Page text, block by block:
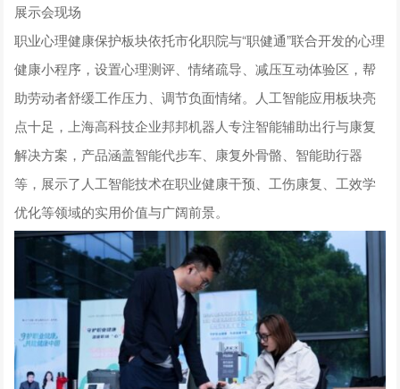
展示会现场
职业心理健康保护板块依托市化职院与“职健通”联合开发的心理
健康小程序，设置心理测评、情绪疏导、减压互动体验区，帮
助劳动者舒缓工作压力、调节负面情绪。人工智能应用板块亮
点十足，上海高科技企业邦邦机器人专注智能辅助出行与康复
解决方案，产品涵盖智能代步车、康复外骨骼、智能助行器
等，展示了人工智能技术在职业健康干预、工伤康复、工效学
优化等领域的实用价值与广阔前景。